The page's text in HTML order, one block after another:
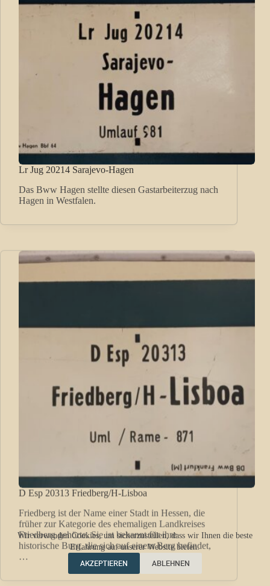
Wir verwenden Cookies, um sicherzustellen, dass wir Ihnen die beste
Erfahrung auf unserer Website bieten.
AKZEPTIEREN
ABLEHNEN
Lr Jug 20214 Sarajevo-Hagen
Das Bww Hagen stellte diesen Gastarbeiterzug nach
Hagen in Westfalen.
D Esp 20313 Friedberg/H-Lisboa
früher zur Kategorie des ehemaligen Landkreises
Friedberg gehörte. Sie ist bekannt für ihre
historische Burg, die sich auf einem Berg befindet,
…